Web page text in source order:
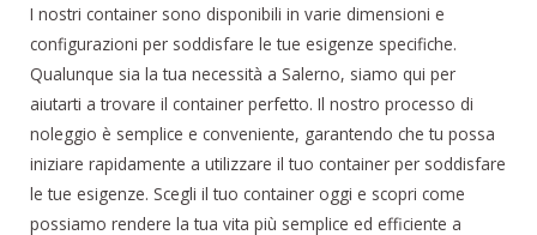
I nostri container sono disponibili in varie dimensioni e
configurazioni per soddisfare le tue esigenze specifiche.
Qualunque sia la tua necessità a Salerno, siamo qui per
aiutarti a trovare il container perfetto. Il nostro processo di
noleggio è semplice e conveniente, garantendo che tu possa
iniziare rapidamente a utilizzare il tuo container per soddisfare
le tue esigenze. Scegli il tuo container oggi e scopri come
possiamo rendere la tua vita più semplice ed efficiente a